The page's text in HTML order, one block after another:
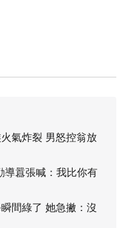
氣炸裂 男怒控翁放
導囂張喊：我比你有
間綠了 她急撇：沒